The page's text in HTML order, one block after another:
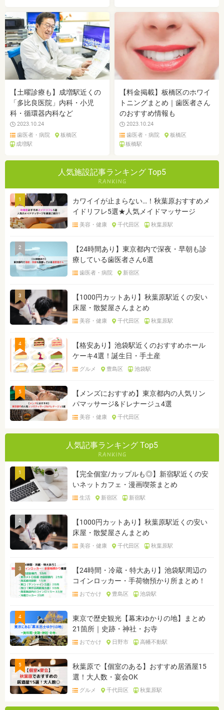
【土曜診療も】成増駅近くの
「多比良医院」内科・小児
科・循環器内科など
2023.10.24
歯医者・病院
板橋区
成増駅
【料金掲載】板橋区のホワイ
トニングまとめ｜歯医者さん
のおすすめ情報も
2023.10.24
歯医者・病院
板橋区
板橋駅
人気施設記事ランキング Top5
1
カワイイが止まらない…！秋葉原おすすめメ
イドリフレ5選★人気メイドマッサージ
美容・健康 千代田区 秋葉原駅
2
【24時間あり】東京都内で深夜・早朝も診
療している歯医者さん6選
歯医者・病院 新宿区
3
【1000円カットあり】秋葉原駅近くの安い
床屋・散髪屋さんまとめ
美容・健康 千代田区 秋葉原駅
4
【格安あり】池袋駅近くのおすすめホール
ケーキ4選！誕生日・手土産
グルメ 豊島区 池袋駅
5
【メンズにおすすめ】東京都内の人気リン
パマッサージ&ドレナージュ4選
美容・健康 千代田区
人気記事ランキング Top5
1
【完全個室/カップルも◎】新宿駅近くの安
いネットカフェ・漫画喫茶まとめ
生活 新宿区 新宿駅
2
【1000円カットあり】秋葉原駅近くの安い
床屋・散髪屋さんまとめ
美容・健康 千代田区 秋葉原駅
3
【24時間・冷蔵・特大あり】池袋駅周辺の
コインロッカー・手荷物預かり所まとめ！
おでかけ 豊島区 池袋駅
4
東京で歴史観光【幕末ゆかりの地】まとめ
21箇所｜史跡・神社・お寺
おでかけ 日野市 高幡不動駅
5
秋葉原で【個室のある】おすすめ居酒屋15
選！大人数・宴会OK
グルメ 千代田区 秋葉原駅